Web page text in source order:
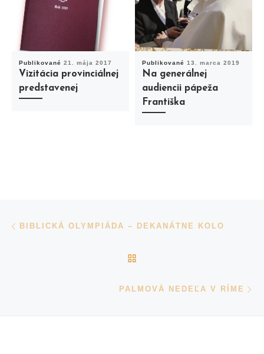
Publikované 21. mája 2017
Vizitácia provinciálnej
predstavenej
Publikované 13. marca 2019
Na generálnej
audiencii pápeža
Františka
Navigácia v príspevkoch
BIBLICKÁ OLYMPIÁDA – DEKANÁTNE KOLO
PALMOVÁ NEDEĽA V RÍME